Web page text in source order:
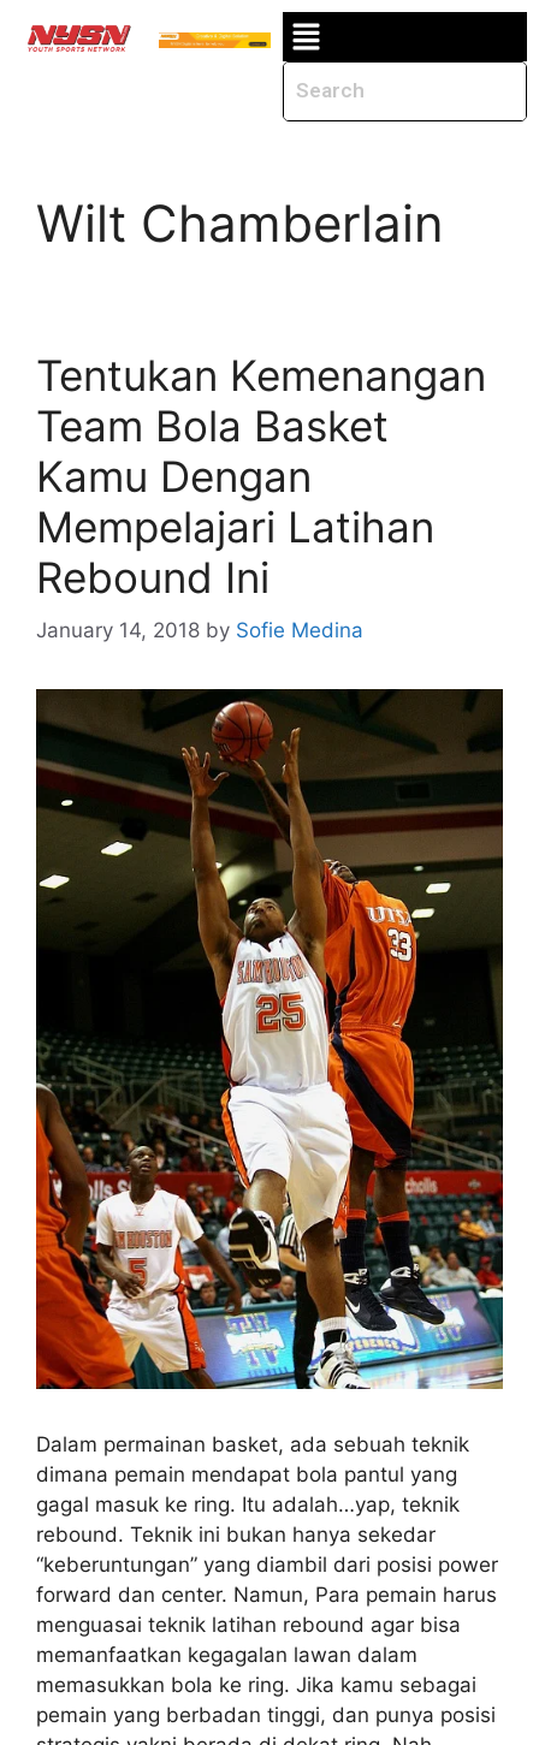
Wilt Chamberlain
Tentukan Kemenangan
Team Bola Basket
Kamu Dengan
Mempelajari Latihan
Rebound Ini
January 14, 2018 by Sofie Medina
Dalam permainan basket, ada sebuah teknik
dimana pemain mendapat bola pantul yang
gagal masuk ke ring. Itu adalah…yap, teknik
rebound. Teknik ini bukan hanya sekedar
“keberuntungan” yang diambil dari posisi power
forward dan center. Namun, Para pemain harus
menguasai teknik latihan rebound agar bisa
memanfaatkan kegagalan lawan dalam
memasukkan bola ke ring. Jika kamu sebagai
pemain yang berbadan tinggi, dan punya posisi